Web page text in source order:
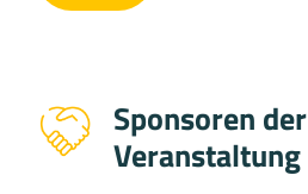
Sponsoren der
Veranstaltung